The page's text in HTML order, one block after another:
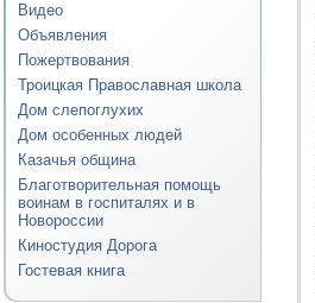
Видео
Объявления
Пожертвования
Троицкая Православная школа
Дом слепоглухих
Дом особенных людей
Казачья община
Благотворительная помощь
воинам в госпиталях и в
Новороссии
Киностудия Дорога
Гостевая книга